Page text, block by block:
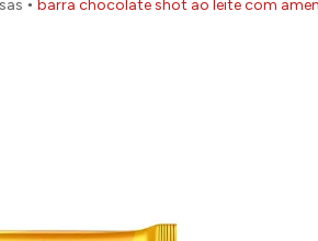
barra chocolate shot ao leite com